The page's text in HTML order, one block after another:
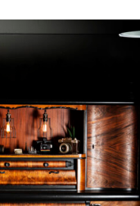
/ QUICK VIEW